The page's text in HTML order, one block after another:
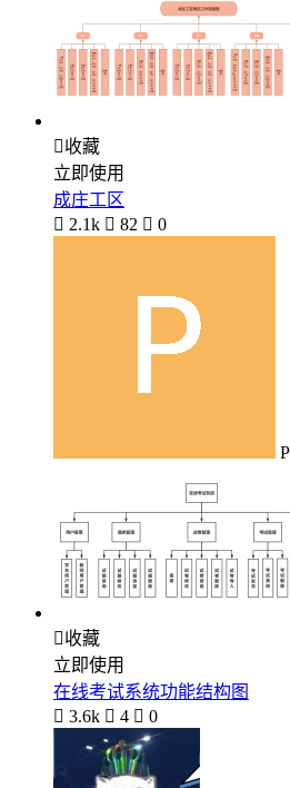
收藏
立即使用
成庄工区
 2.1k  82  0
收藏
立即使用
在线考试系统功能结构图
 3.6k  4  0